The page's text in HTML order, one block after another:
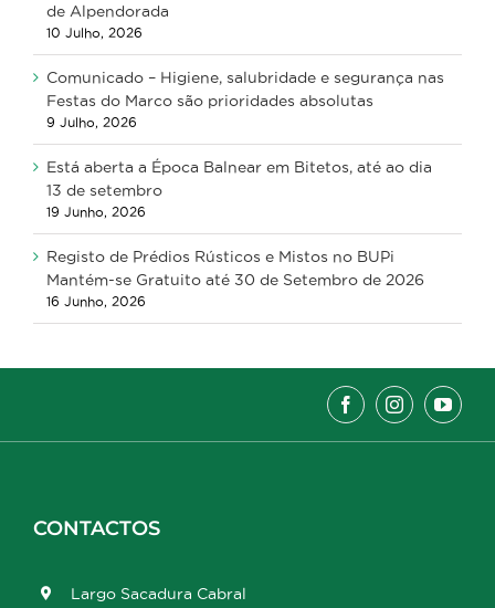
de Alpendorada
10 Julho, 2026
Comunicado – Higiene, salubridade e segurança nas
Festas do Marco são prioridades absolutas
9 Julho, 2026
Está aberta a Época Balnear em Bitetos, até ao dia
13 de setembro
19 Junho, 2026
Registo de Prédios Rústicos e Mistos no BUPi
Mantém-se Gratuito até 30 de Setembro de 2026
16 Junho, 2026
CONTACTOS
Largo Sacadura Cabral